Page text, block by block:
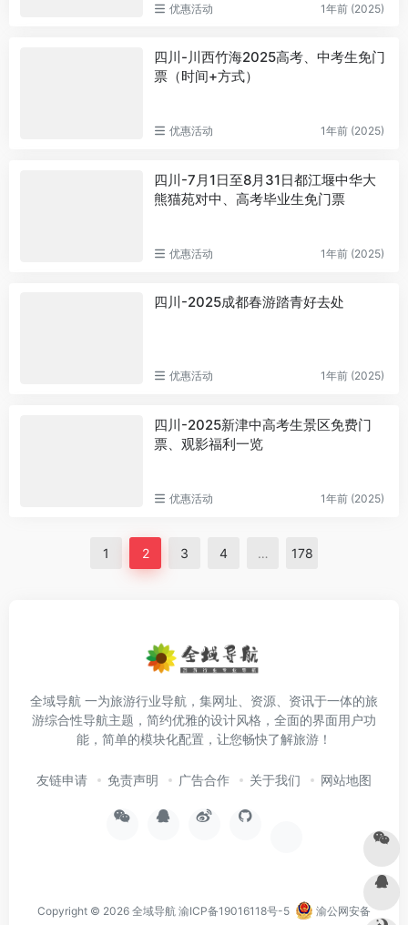
优惠活动 1年前 (2025)
四川-川西竹海2025高考、中考生免门
票（时间+方式）
优惠活动 1年前 (2025)
四川-7月1日至8月31日都江堰中华大
熊猫苑对中、高考毕业生免门票
优惠活动 1年前 (2025)
四川-2025成都春游踏青好去处
优惠活动 1年前 (2025)
四川-2025新津中高考生景区免费门
票、观影福利一览
优惠活动 1年前 (2025)
1 2 3 4 … 178
全域导航 一为旅游行业导航，集网址、资源、资讯于一体的旅
游综合性导航主题，简约优雅的设计风格，全面的界面用户功
能，简单的模块化配置，让您畅快了解旅游！
友链申请 免责声明 广告合作 关于我们 网站地图
Copyright © 2026 全域导航 渝ICP备19016118号-5
渝公网安备